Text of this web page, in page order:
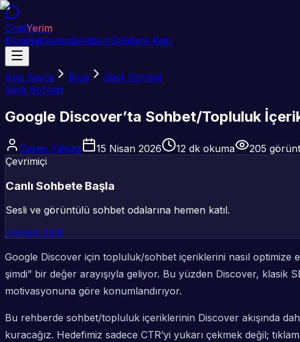
ChatYerim
BlogHakkımızdaİletişimSohbete Katıl
Ana Sayfa Blog
Sesli Sohbet
Sesli Sohbet
Google Discover’ta Sohbet/Topluluk
Ceren Yılmaz 15 Nisan 2026 12 dk okuma 205
Çevrimiçi
Canlı Sohbete Başla
Sesli ve görüntülü sohbet odalarına hemen katıl.
Hemen Katıl
Google Discover için topluluk/sohbet içeriklerini nasıl optimize
şimdi” bir değer arayışıyla geliyor. Bu yüzden Discover, klasik
motivasyonuna göre konumlandırıyor.
Bu rehberde sohbet/topluluk içeriklerinin Discover akışında
kuracağız. Hedefimiz sadece CTR’yi yukarı çekmek değil;